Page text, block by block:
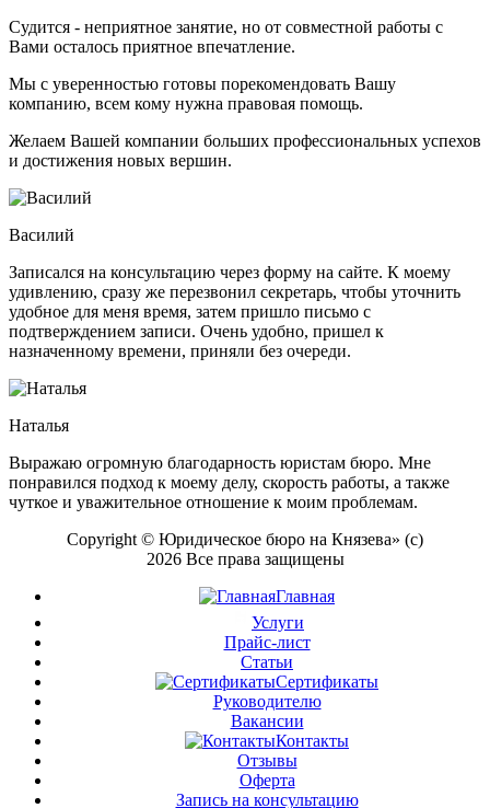
Судится - неприятное занятие, но от совместной работы с
Вами осталось приятное впечатление.
Мы с уверенностью готовы порекомендовать Вашу
компанию, всем кому нужна правовая помощь.
Желаем Вашей компании больших профессиональных успехов
и достижения новых вершин.
Василий
Записался на консультацию через форму на сайте. К моему
удивлению, сразу же перезвонил секретарь, чтобы уточнить
удобное для меня время, затем пришло письмо с
подтверждением записи. Очень удобно, пришел к
назначенному времени, приняли без очереди.
Наталья
Выражаю огромную благодарность юристам бюро. Мне
понравился подход к моему делу, скорость работы, а также
чуткое и уважительное отношение к моим проблемам.
Copyright © Юридическое бюро на Князева» (с)
2026 Все права защищены
Главная
Услуги
Прайс-лист
Статьи
Сертификаты
Руководителю
Вакансии
Контакты
Отзывы
Оферта
Запись на консультацию